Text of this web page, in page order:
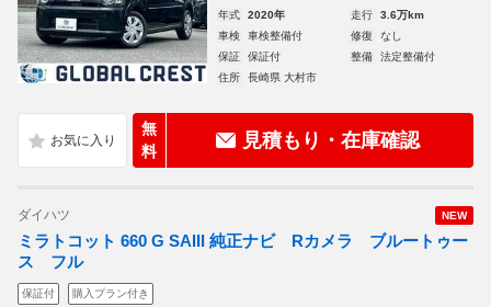
年式 2020年 走行
3.6万km
車検
車検整備付 修復
なし
保証
保証付 整備
法定整備付
住所
長崎県 大村市
無
料
見積もり・在庫確認
NEW
ダイハツ
ミラトコット 660 G SAIII 純正ナビ Rカメラ ブルートゥー
ス フル
保証付 購入プラン付き